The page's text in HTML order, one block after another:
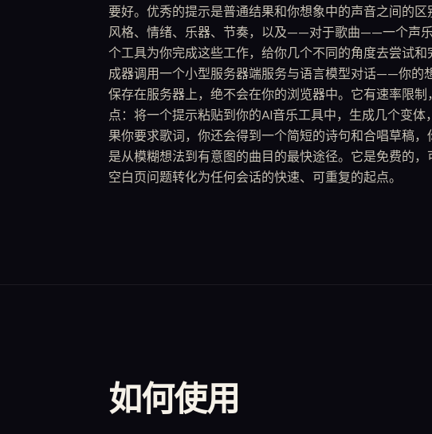
要好。优秀的提示是普通结果和你想象中的声音之间的
风格、情绪、乐器、节奏，以及——对于歌曲——一个声
个工具为你完成这些工作，给你几个不同的角度去尝试
成器调用一个小型服务器端服务与语言模型对话——你的
保存在服务器上，绝不会在你的浏览器中。它有速率限
点：将一个提示粘贴到你的AI音乐工具中，生成几个变
果你要求歌词，你还会得到一个简短的诗句和合唱草稿
是从模糊想法到有意图的曲目的最快途径。它是免费的
空白页问题转化为任何会话的快速、可重复的起点。
如何使用